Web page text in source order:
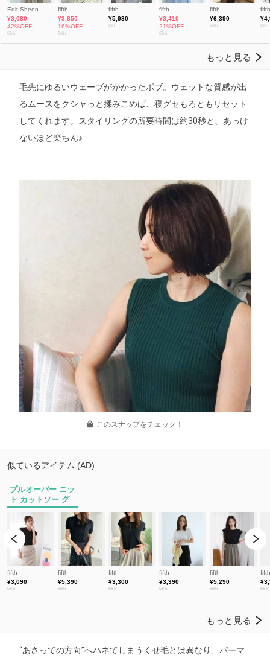
毛先にゆるいウェーブがかかったボブ。ウェットな質感が出
るムースをクシャっと揉みこめば、寝グセもろともリセット
してくれます。スタイリングの所要時間は約30秒と、あっけ
ないほど楽ちん♪
このスナップをチェック！
“あさっての方向”へハネてしまうくせ毛とは異なり、パーマ